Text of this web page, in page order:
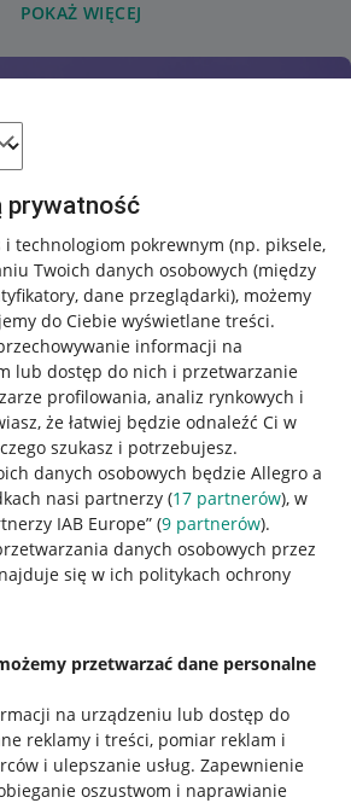
prywatność
i technologiom pokrewnym (np. piksele,
Twoich danych osobowych (między
dane przeglądarki), możemy
do Ciebie wyświetlane treści.
informacji na
lub dostęp do nich i przetwarzanie
profilowania, analiz rynkowych i
że łatwiej będzie odnaleźć Ci w
szukasz i potrzebujesz.
danych osobowych będzie Allegro a
nasi partnerzy (17 partnerów), w
IAB Europe” (9 partnerów).
danych osobowych przez
się w ich politykach ochrony
przetwarzać dane personalne
na urządzeniu lub dostęp do
reklamy i treści, pomiar reklam i
i ulepszanie usług. Zapewnienie
oszustwom i naprawianie
POKAŻ WIĘCEJ